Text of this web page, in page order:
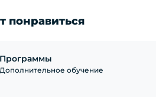
понравиться
Программы
Дополнительное обучение